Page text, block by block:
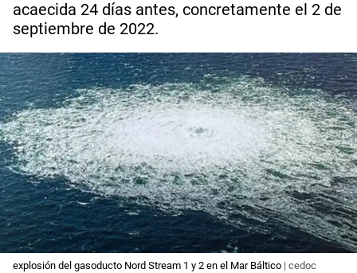
acaecida 24 días antes, concretamente el 2 de
septiembre de 2022.
explosión del gasoducto Nord Stream 1 y 2 en el Mar Báltico | cedoc